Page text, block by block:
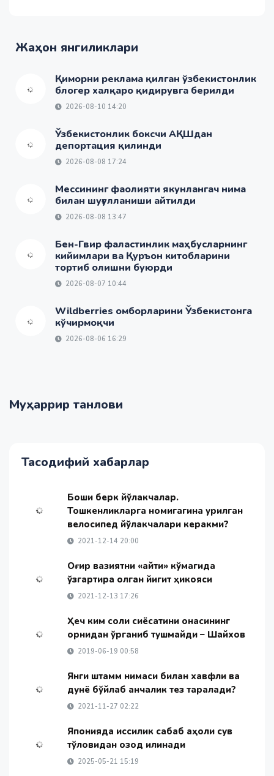
Жаҳон янгиликлари
Қиморни реклама қилган ўзбекистонлик
блогер халқаро қидирувга берилди
2026-08-10 14:20
Ўзбекистонлик боксчи АҚШдан
депортация қилинди
2026-08-08 17:24
Мессининг фаолияти якунлангач нима
билан шуғулланиши айтилди
2026-08-08 13:47
Бен-Гвир фаластинлик маҳбусларнинг
кийимлари ва Қуръон китобларини
тортиб олишни буюрди
2026-08-07 10:44
Wildberries омборларини Ўзбекистонга
кўчирмоқчи
2026-08-06 16:29
Муҳаррир танлови
Тасодифий хабарлар
Боши берк йўлакчалар.
Тошкенликларга номигагина қурилган
велосипед йўлакчалари керакми?
2021-12-14 20:00
Оғир вазиятни «айти» кўмагида
ўзгартира олган йигит ҳикояси
2021-12-13 17:26
Ҳеч ким солиқ сиёсатини онасининг
қорнидан ўрганиб тушмайди – Шайхов
2019-06-19 00:58
Янги штамм нимаси билан хавфли ва
дунё бўйлаб қанчалик тез тарқалади?
2021-11-27 02:22
Японияда иссиқлик сабаб аҳоли сув
тўловидан озод қилинади
2025-05-21 15:19